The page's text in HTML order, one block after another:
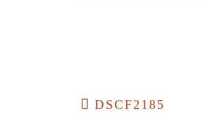
Navigazione
DSCF2185